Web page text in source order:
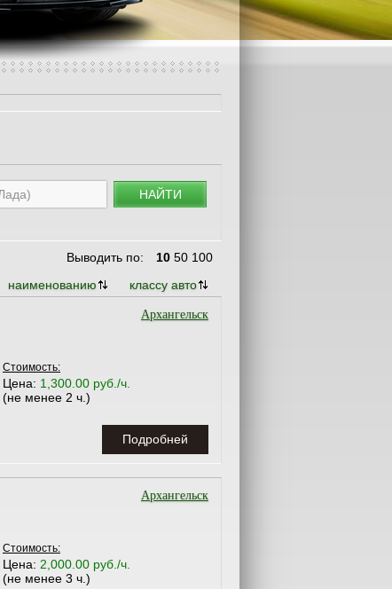
НАЙТИ
Выводить по: 10 50 100
наименованию классу авто
Архангельск
Стоимость:
Цена: 1,300.00 руб./ч.
(не менее 2 ч.)
Подробней
Архангельск
Стоимость:
Цена: 2,000.00 руб./ч.
(не менее 3 ч.)